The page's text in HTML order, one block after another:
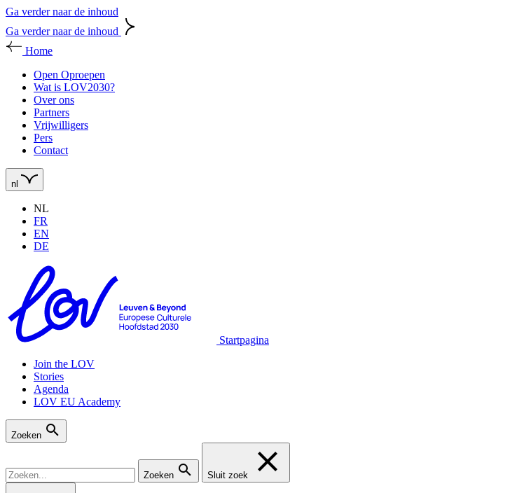
Ga verder naar de inhoud
Ga verder naar de inhoud
Home
Open Oproepen
Wat is LOV2030?
Over ons
Partners
Vrijwilligers
Pers
Contact
nl
NL
FR
EN
DE
Startpagina
Join the LOV
Stories
Agenda
LOV EU Academy
Zoeken
Zoeken Sluit zoek